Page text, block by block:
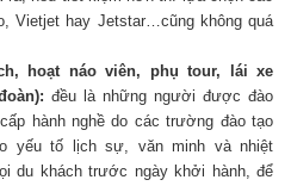
Vietjet hay Jetstar…cũng không quá
hoạt náo viên, phụ tour, lái xe
đều là những người được đào
hành nghề do các trường đào tạo
yếu tố lịch sự, văn minh và nhiệt
du khách trước ngày khởi hành, để